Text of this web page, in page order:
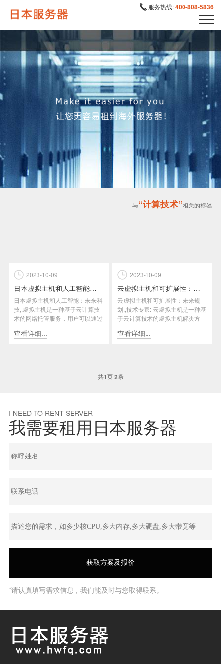
服务热线:400-808-5836
与“计算技术”相关的标签
2023-10-09
日本虚拟主机和人工智能：未来科技
日本虚拟主机和人工智能：未来科
技,,虚拟主机是一种基于云计算技
术的网络托管服务，用户可以通过
查看详细...
2023-10-09
云虚拟主机和可扩展性：未来规划
云虚拟主机和可扩展性：未来规
划,,技术专家: 云虚拟主机是一种基
于云计算技术的虚拟主机解决方
查看详细...
共1页2条
I NEED TO RENT SERVER
我需要租用日本服务器
*请认真填写需求信息，我们能及时与您取得联系。